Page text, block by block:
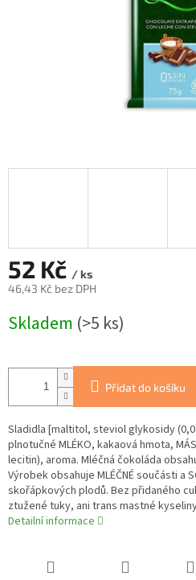
52 Kč / ks
46,43 Kč bez DPH
cena:
Skladem (>5 ks)
Přidat do košíku
Sladidla [maltitol, steviol glykosidy
plnotučné MLÉKO, kakaová hmota,
lecitin), aroma. Mléčná čokoláda
Výrobek obsahuje MLÉČNÉ součásti a
skořápkových plodů. Bez přidaného
ztužené tuky, ani trans mastné
Detailní informace